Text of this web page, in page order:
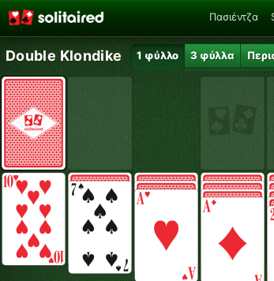
Πασιέντζα
Double Klondike 1 φύλλο 3 φύλλα